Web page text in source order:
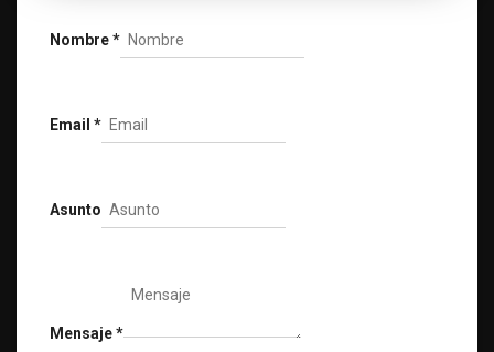
Nombre*
Email *
Asunto
Mensaje*